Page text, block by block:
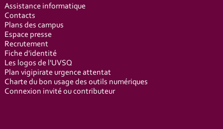
Assistance informatique
Contacts
Plans des campus
Espace presse
Recrutement
Fiche d'identité
Les logos de l'UVSQ
Plan vigipirate urgence attentat
Charte du bon usage des outils numériques
Connexion invité ou contributeur